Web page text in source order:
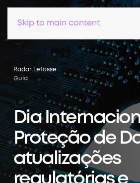
Skip to main content
Radar Lefosse
Guia
Dia
Proteção de
atualizações
regulatórias e